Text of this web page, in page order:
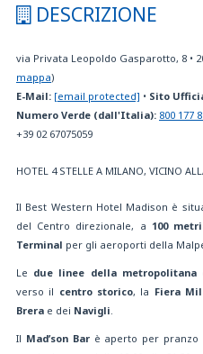
DESCRIZIONE
via Privata Leopoldo Gasparotto, 8 •
mappa)
E-Mail: [email protected] • Sito
Numero Verde (dall'Italia): 800 177
+39 02 67075059
HOTEL 4 STELLE A MILANO, VICINO
Il Best Western Hotel Madison è
del Centro direzionale, a 100 metri
Terminal per gli aeroporti della
Le due linee della metropolitana
verso il centro storico, la Fiera
Brera e dei Navigli
Il Mad’son Barè aperto per pranzo